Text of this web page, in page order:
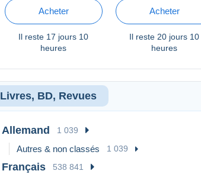
Acheter
Il reste 17 jours 10
heures
Acheter
Il reste20 jours 10
heures
Livres, BD, Revues
Allemand 1 039
Autres & non classés 1 039
Français 538 841